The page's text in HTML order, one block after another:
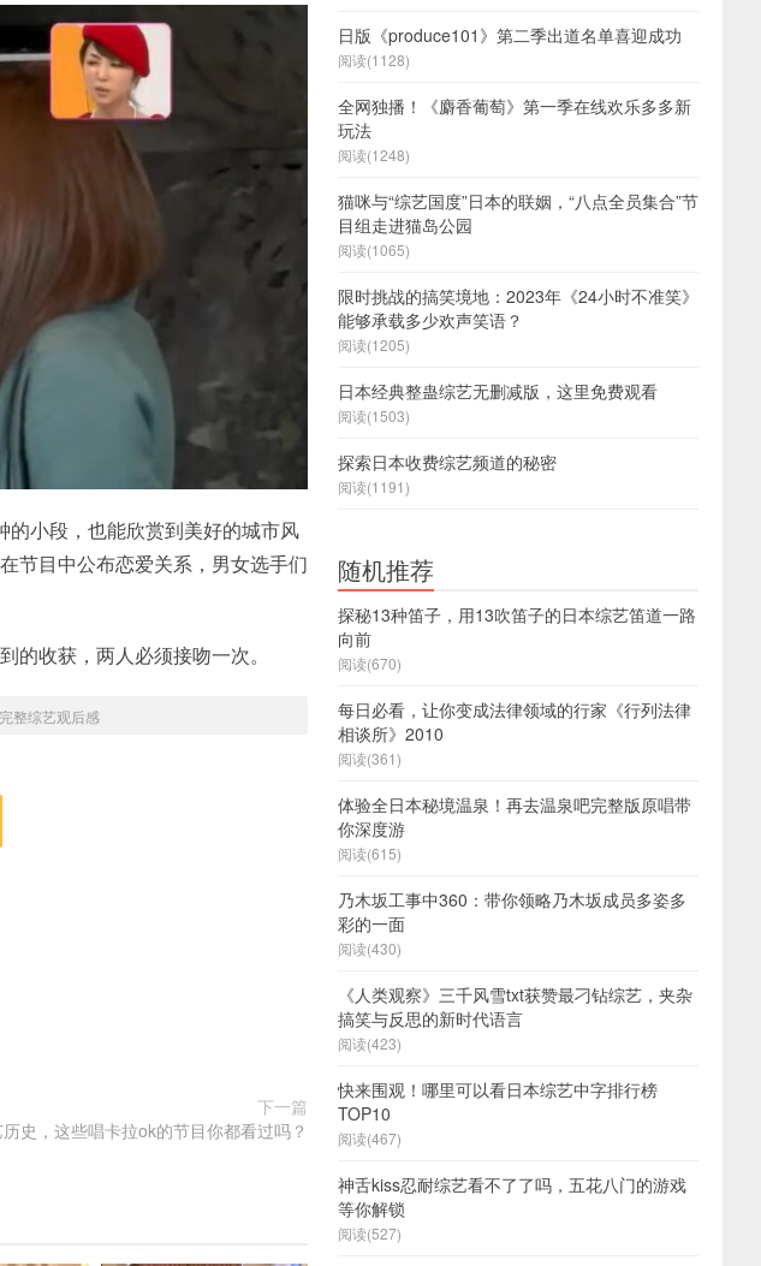
小段，也能欣赏到美好的城市风
节目中公布恋爱关系，男女选手们
收获，两人必须接吻一次。
整综艺观后感
下一篇
史，这些唱卡拉ok的节目你都看过吗？
日版《produce101》第二季出道名单喜迎成功
阅读(1128)
全网独播！《麝香葡萄》第一季在线欢乐多多新
玩法
阅读(1248)
猫咪与“综艺国度”日本的联姻，“八点全员集合”节
目组走进猫岛公园
阅读(1065)
限时挑战的搞笑境地：2023年《24小时不准笑》
能够承载多少欢声笑语？
阅读(1205)
日本经典整蛊综艺无删减版，这里免费观看
阅读(1503)
探索日本收费综艺频道的秘密
阅读(1191)
随机推荐
探秘13种笛子，用13吹笛子的日本综艺笛道一路
向前
阅读(670)
每日必看，让你变成法律领域的行家《行列法律
相谈所》2010
阅读(361)
体验全日本秘境温泉！再去温泉吧完整版原唱带
你深度游
阅读(615)
乃木坂工事中360：带你领略乃木坂成员多姿多
彩的一面
阅读(430)
《人类观察》三千风雪txt获赞最刁钻综艺，夹杂
搞笑与反思的新时代语言
阅读(423)
快来围观！哪里可以看日本综艺中字排行榜
TOP10
阅读(467)
神舌kiss忍耐综艺看不了了吗，五花八门的游戏
等你解锁
阅读(527)